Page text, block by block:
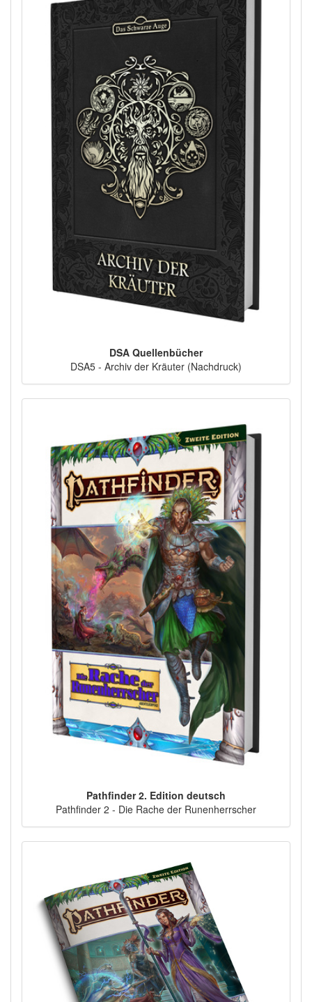
DSA Quellenbücher
DSA5 - Archiv der Kräuter (Nachdruck)
Pathfinder 2. Edition deutsch
Pathfinder 2 - Die Rache der Runenherrscher